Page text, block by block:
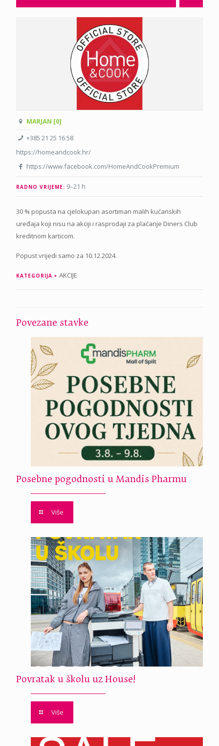
MARJAN [0]
+385 21 25 16 58
https://homeandcook.hr/
https://www.facebook.com/HomeAndCookPremium
RADNO VRIJEME: 9–21 h
30 % popusta na cjelokupan asortiman malih kućanskih
uređaja koji nisu na akciji i rasprodaji za plaćanje Diners Club
kreditnom karticom.
Popust vrijedi samo za 10.12.2024.
KATEGORIJA AKCIJE
Povezane stavke
Posebne pogodnosti u Mandis Pharmu
Više
Povratak u školu uz House!
Više